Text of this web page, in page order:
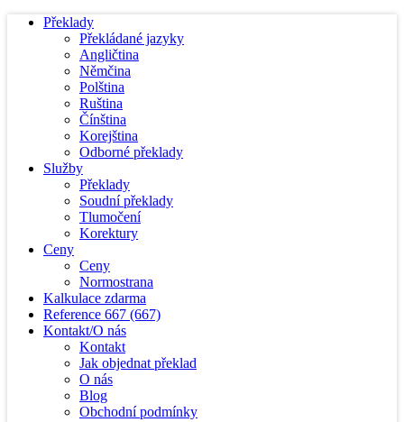
Překlady
Překládané jazyky
Angličtina
Němčina
Polština
Ruština
Čínština
Korejština
Odborné překlady
Služby
Překlady
Soudní překlady
Tlumočení
Korektury
Ceny
Ceny
Normostrana
Kalkulace zdarma
Reference 667 (667)
Kontakt/O nás
Kontakt
Jak objednat překlad
O nás
Blog
Obchodní podmínky